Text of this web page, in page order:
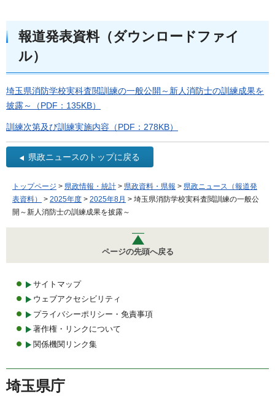
報道発表資料（ダウンロードファイ
ル）
埼玉県消防学校実科査閲訓練の一般公開～新人消防士の訓練成果を
披露～（PDF：135KB）
訓練次第及び訓練実施内容（PDF：278KB）
県政ニュースのトップに戻る
トップページ > 県政情報・統計 > 県政資料・県報 > 県政ニュース（報道発
表資料）
> 2025年度 > 2025年8月 > 埼玉県消防学校実科査閲訓練の一般公
開～新人消防士の訓練成果を披露～
ページの先頭へ戻る
サイトマップ
ウェブアクセシビリティ
プライバシーポリシー・免責事項
著作権・リンクについて
関係機関リンク集
埼玉県庁